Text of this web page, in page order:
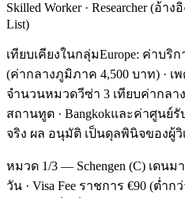
Skilled Worker · Researcher (อ้า
List)
เทียบเคียงในกลุ่มEurope: ค่าบริ
(ค่ากลางภูมิภาค 4,500 บาท) · เ
จำนวนหมวดวีซ่า 3 เทียบค่ากลาง
สถานทูต · Bangkokและค่าศูนย์รั
จริง ผล อนุมัติ เป็นดุลพินิจของผู้วิ
หมวด 1/3 — Schengen (C) เดน
วัน · Visa Fee ราชการ €90 (ต่ำ